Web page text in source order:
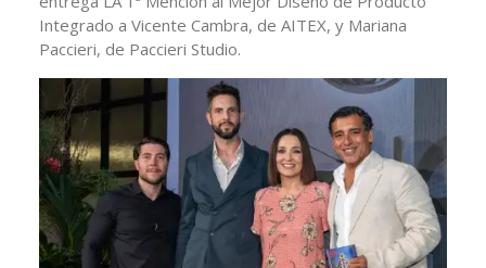
Integrado a Vicente Cambra, de AITEX, y Mariana
Paccieri, de Paccieri Studio.